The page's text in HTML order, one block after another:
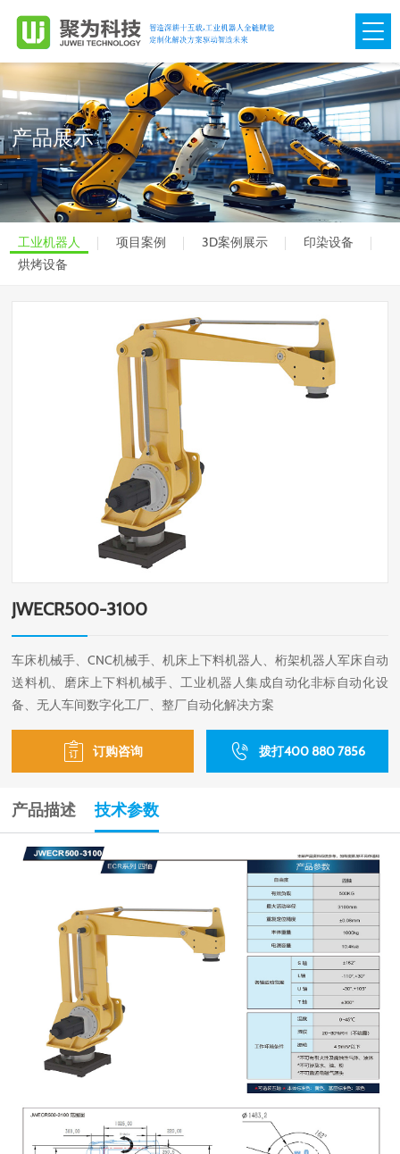
网站首页
关于我们 
产品展示 
项目案例 
视频中心 
产品展示
工业机器人 项目案例 3D案例展示
印染设备
烘烤设备
JWECR500-3100
车床机械手、CNC机械手、机床上下料机器人、桁架机器人军床自动
送料机、磨床上下料机械手、工业机器人集成自动化非标自动化设
备、无人车间数字化工厂、整厂自动化解决方案
订购咨询 拨打400 880 7856
产品描述 技术参数